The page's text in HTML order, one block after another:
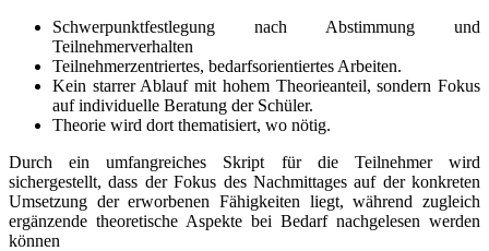
Schwerpunktfestlegung nach Abstimmung und
Teilnehmerverhalten
Teilnehmerzentriertes, bedarfsorientiertes Arbeiten.
Kein starrer Ablauf mit hohem Theorieanteil, sondern Fokus
auf individuelle Beratung der Schüler.
Theorie wird dort thematisiert, wo nötig.
Durch ein umfangreiches Skript für die Teilnehmer wird
sichergestellt, dass der Fokus des Nachmittages auf der konkreten
Umsetzung der erworbenen Fähigkeiten liegt, während zugleich
ergänzende theoretische Aspekte bei Bedarf nachgelesen werden
können